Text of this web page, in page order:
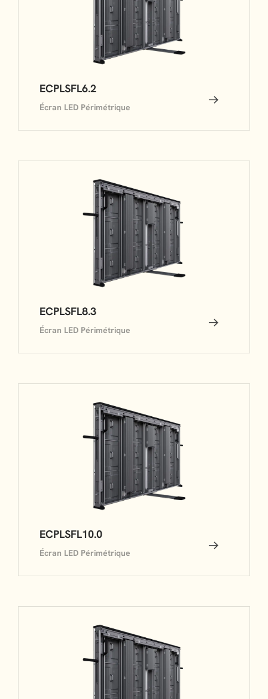
ECPLSFL6.2
Écran LED Périmétrique
ECPLSFL8.3
Écran LED Périmétrique
ECPLSFL10.0
Écran LED Périmétrique